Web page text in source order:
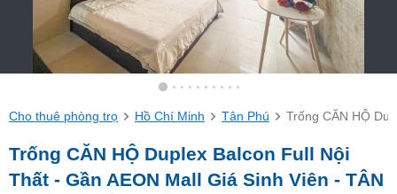
Cho thuê phòng trọ Hồ Chí Minh Tân Phú Trống CĂN HỘ
Trống CĂN HỘ Duplex Balcon Full Nội
Thất - Gần AEON Mall Giá Sinh Viên - TÂN